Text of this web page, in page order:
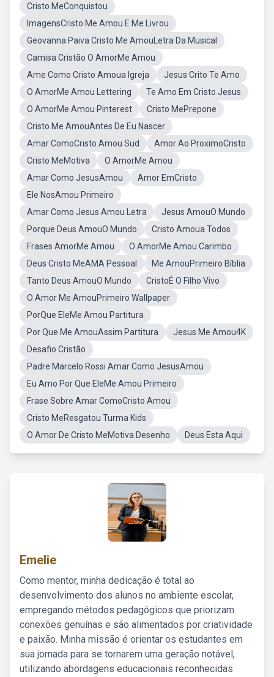
Cristo MeConquistou
ImagensCristo Me Amou E Me Livrou
Geovanna Paiva Cristo Me AmouLetra Da Musical
Camisa Cristão O AmorMe Amou
Ame Como Cristo Amoua Igreja
Jesus Crito Te Amo
O AmorMe Amou Lettering
Te Amo Em Cristo Jesus
O AmorMe Amou Pinterest
Cristo MePrepone
Cristo Me AmouAntes De Eu Nascer
Amar ComoCristo Amou Sud
Amor Ao ProximoCristo
Cristo MeMotiva
O AmorMe Amou
Amar Como JesusAmou
Amor EmCristo
Ele NosAmou Primeiro
Amar Como Jesus Amou Letra
Jesus AmouO Mundo
Porque Deus AmouO Mundo
Cristo Amoua Todos
Frases AmorMe Amou
O AmorMe Amou Carimbo
Deus Cristo MeAMA Pessoal
Me AmouPrimeiro Bíblia
Tanto Deus AmouO Mundo
CristoÉ O Filho Vivo
O Amor Me AmouPrimeiro Wallpaper
PorQue EleMe Amou Partitura
Por Que Me AmouAssim Partitura
Jesus Me Amou4K
Desafio Cristão
Padre Marcelo Rossi Amar Como JesusAmou
Eu Amo Por Que EleMe Amou Primeiro
Frase Sobre Amar ComoCristo Amou
Cristo MeResgatou Turma Kids
O Amor De Cristo MeMotiva Desenho
Deus Esta Aqui
Emelie
Como mentor, minha dedicação é total ao
desenvolvimento dos alunos no ambiente escolar,
empregando métodos pedagógicos que priorizam
conexões genuínas e são alimentados por criatividade
e paixão. Minha missão é orientar os estudantes em
sua jornada para se tornarem uma geração notável,
utilizando abordagens educacionais reconhecidas